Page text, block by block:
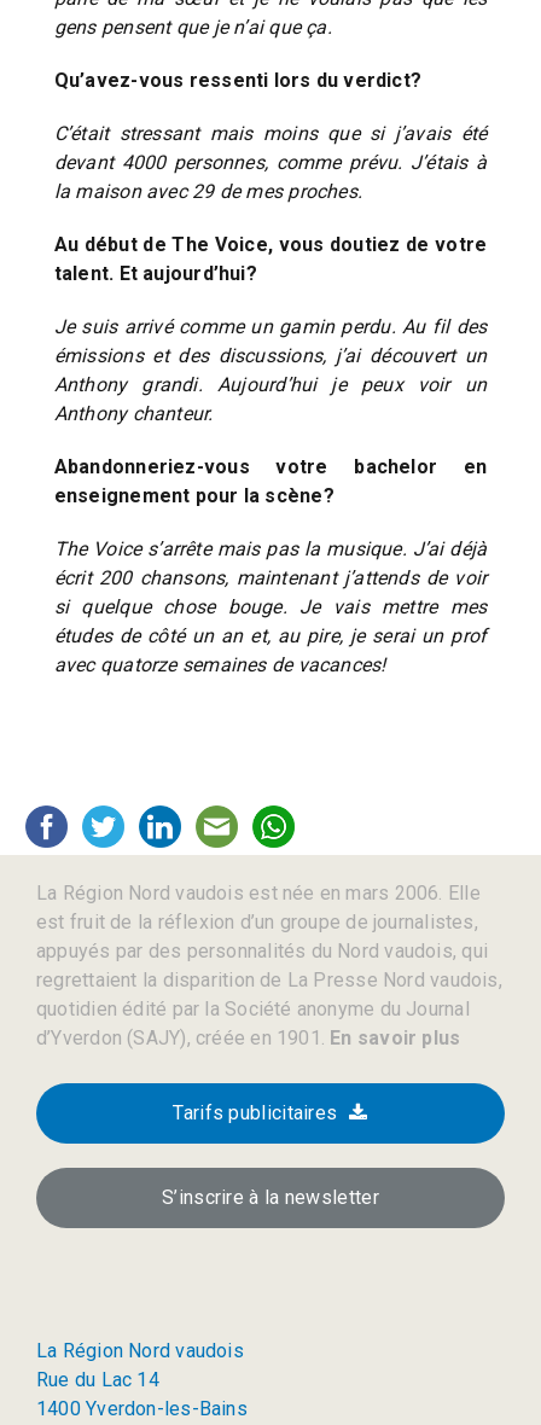
gens pensent que je n’ai que ça.
Qu’avez-vous ressenti lors du verdict?
C’était stressant mais moins que si j’avais été
devant 4000 personnes, comme prévu. J’étais à
la maison avec 29 de mes proches.
Au début de The Voice, vous doutiez de votre
talent. Et aujourd’hui?
Je suis arrivé comme un gamin perdu. Au fil des
émissions et des discussions, j’ai découvert un
Anthony grandi. Aujourd’hui je peux voir un
Anthony chanteur.
Abandonneriez-vous votre bachelor en
enseignement pour la scène?
The Voice s’arrête mais pas la musique. J’ai déjà
écrit 200 chansons, maintenant j’attends de voir
si quelque chose bouge. Je vais mettre mes
études de côté un an et, au pire, je serai un prof
avec quatorze semaines de vacances!
La Région Nord vaudois est née en mars 2006. Elle
est fruit de la réflexion d’un groupe de journalistes,
appuyés par des personnalités du Nord vaudois, qui
regrettaient la disparition de La Presse Nord vaudois,
quotidien édité par la Société anonyme du Journal
d’Yverdon (SAJY), créée en 1901. En savoir plus
Tarifs publicitaires
S’inscrire à la newsletter
La Région Nord vaudois
Rue du Lac 14
1400 Yverdon-les-Bains